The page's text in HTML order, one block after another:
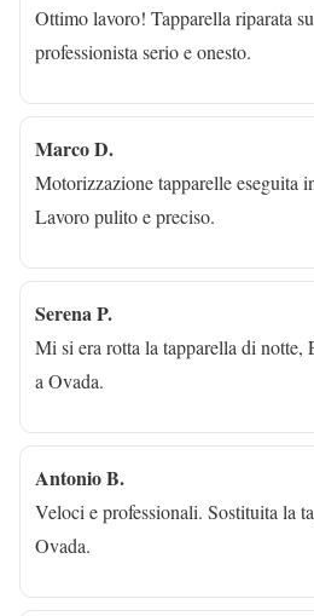
Ottimo lavoro! Tapparella riparata
professionista serio e onesto.
Marco D.
Motorizzazione tapparelle eseguita
Lavoro pulito e preciso.
Serena P.
Mi si era rotta la tapparella di notte,
a Ovada.
Antonio B.
Veloci e professionali. Sostituita la
Ovada.